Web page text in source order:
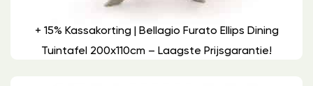
+ 15% Kassakorting | Bellagio Furato Ellips Dining
Tuintafel 200x110cm – Laagste Prijsgarantie!